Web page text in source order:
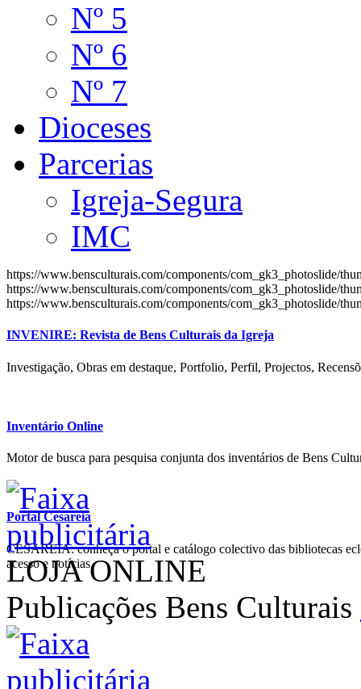
Nº 5
Nº 6
Nº 7
Dioceses
Parcerias
Igreja-Segura
IMC
https://www.bensculturais.com/components/com_gk3_photoslide/
https://www.bensculturais.com/components/com_gk3_photoslide/
https://www.bensculturais.com/components/com_gk3_photoslide/
INVENIRE: Revista de Bens Culturais da Igreja
Investigação, Obras em destaque, Portfolio, Perfil, Projectos,
Inventário Online
Motor de busca para pesquisa conjunta dos inventários de Bens
Portal Cesareia
CESAREIA: conheça o portal e catálogo colectivo das bibliotecas
acesso e notícias
LOJA ONLINE
Publicações Bens Culturais